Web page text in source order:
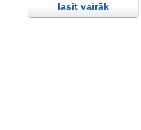
lasīt vairāk